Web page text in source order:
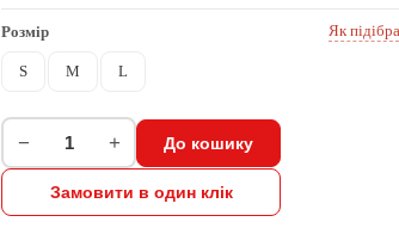
Розмір Як
S M L
− + До кошику
Замовити в один клік